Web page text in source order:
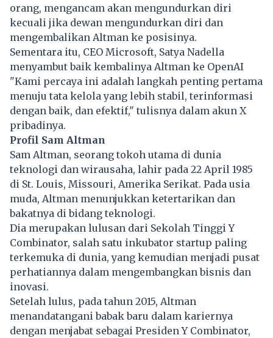
orang, mengancam akan mengundurkan diri
kecuali jika dewan mengundurkan diri dan
mengembalikan Altman ke posisinya.
Sementara itu, CEO Microsoft, Satya Nadella
menyambut baik kembalinya Altman ke OpenAI
"Kami percaya ini adalah langkah penting pertama
menuju tata kelola yang lebih stabil, terinformasi
dengan baik, dan efektif," tulisnya dalam akun X
pribadinya.
Profil Sam Altman
Sam Altman, seorang tokoh utama di dunia
teknologi dan wirausaha, lahir pada 22 April 1985
di St. Louis, Missouri, Amerika Serikat. Pada usia
muda, Altman menunjukkan ketertarikan dan
bakatnya di bidang teknologi.
Dia merupakan lulusan dari Sekolah Tinggi Y
Combinator, salah satu inkubator startup paling
terkemuka di dunia, yang kemudian menjadi pusat
perhatiannya dalam mengembangkan bisnis dan
inovasi.
Setelah lulus, pada tahun 2015, Altman
menandatangani babak baru dalam kariernya
dengan menjabat sebagai Presiden Y Combinator,